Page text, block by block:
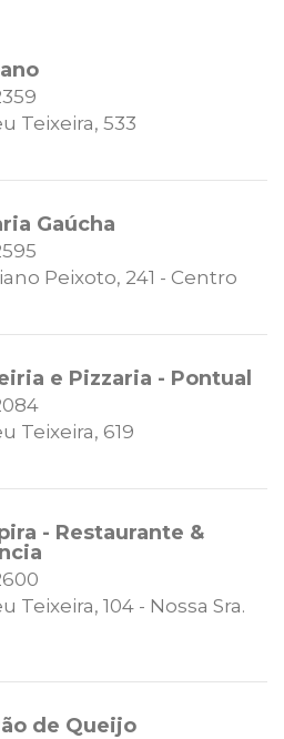
Teixeira, 533
Gaúcha
Peixoto, 241 - Centro
e Pizzaria - Pontual
Teixeira, 619
- Restaurante &
Teixeira, 104 - Nossa Sra.
de Queijo